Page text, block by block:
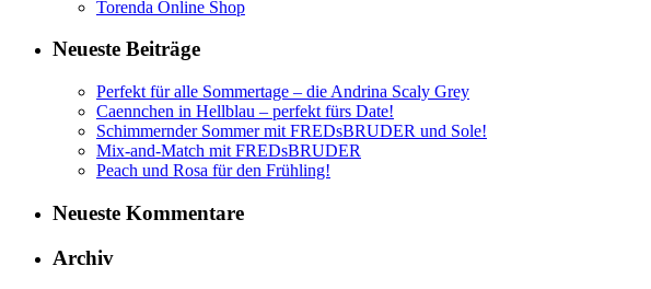
Torenda Online Shop
Neueste Beiträge
Perfekt für alle Sommertage – die Andrina Scaly Grey
Caennchen in Hellblau – perfekt fürs Date!
Schimmernder Sommer mit FREDsBRUDER und Sole!
Mix-and-Match mit FREDsBRUDER
Peach und Rosa für den Frühling!
Neueste Kommentare
Archiv